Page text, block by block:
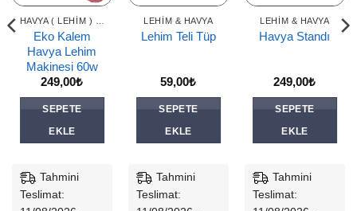
Eko Kalem
Havya Lehim
Makinesi 60w
249,00₺
SEPETE
EKLE
Tahmini
Teslimat:
LEHIM & HAVYA
Lehim Teli Tüp
59,00₺
SEPETE
EKLE
Tahmini
Teslimat:
LEHIM & HAVYA
Havya Standı
249,00₺
SEPETE
EKLE
Tahmini
Teslimat: